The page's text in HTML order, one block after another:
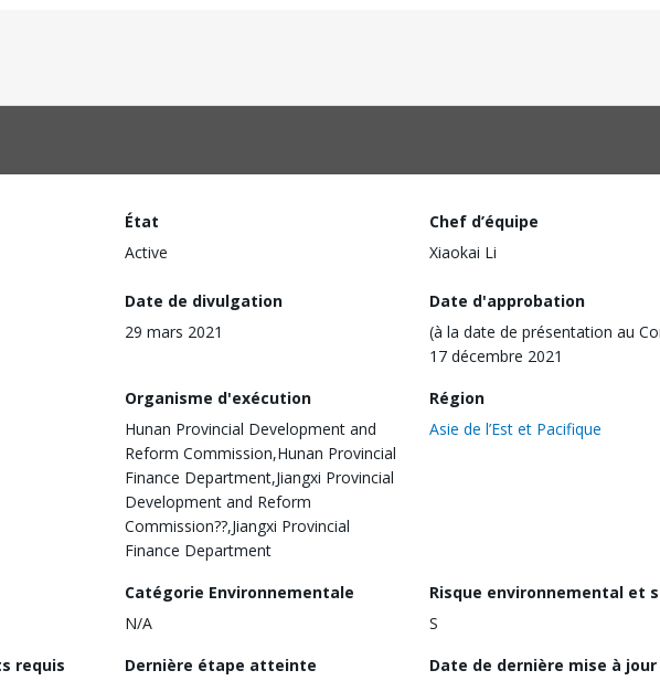
État
Active
Chef d’équipe
Xiaokai Li
Date de divulgation
29 mars 2021
Date d'approbation
(à la date de présentation au
17 décembre 2021
Organisme d'exécution
Hunan Provincial Development and
Reform Commission,Hunan Provincial
Finance Department,Jiangxi Provincial
Development and Reform
Commission??,Jiangxi Provincial
Finance Department
Région
Asie de l’Est et Pacifique
Catégorie Environnementale
N/A
Risque environnemental et
S
requis
Dernière étape atteinte
Date de dernière mise à jour